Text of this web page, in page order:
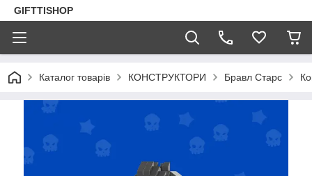
GIFTTISHOP
Каталог товарів КОНСТРУКТОРИ Бравл Старс